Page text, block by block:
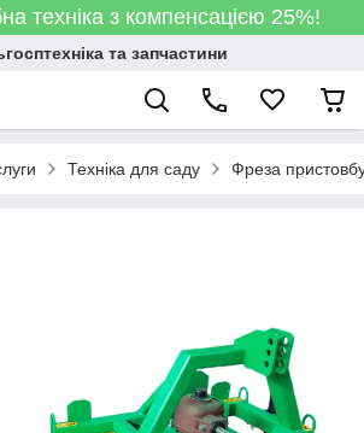
техніка з компенсацією 25%!
та запчастини
Техніка для саду Фреза